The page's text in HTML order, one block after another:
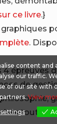
ce livre.}
graphiques
.
4 épreuves
de
tout-en-
content and
our traffic.
of our site with
View